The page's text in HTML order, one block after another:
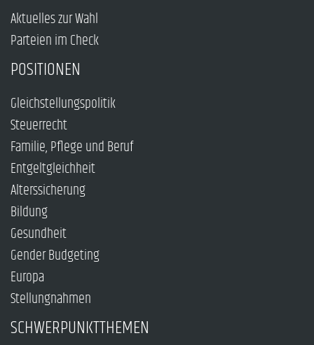
Aktuelles zur Wahl
Parteien im Check
POSITIONEN
Gleichstellungspolitik
Steuerrecht
Familie, Pflege und Beruf
Entgeltgleichheit
Alterssicherung
Bildung
Gesundheit
Gender Budgeting
Europa
Stellungnahmen
SCHWERPUNKTTHEMEN